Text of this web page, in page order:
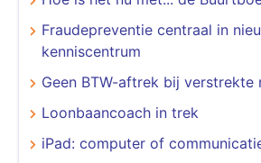
Fraudepreventie centraal in
kenniscentrum
Geen BTW-aftrek bij verstrekte
Loonbaancoach in trek
iPad: computer of